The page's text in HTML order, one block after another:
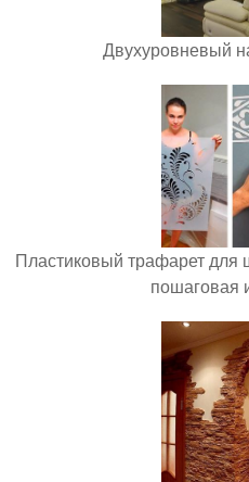
Двухуровневый
Пластиковый трафарет для
пошаговая